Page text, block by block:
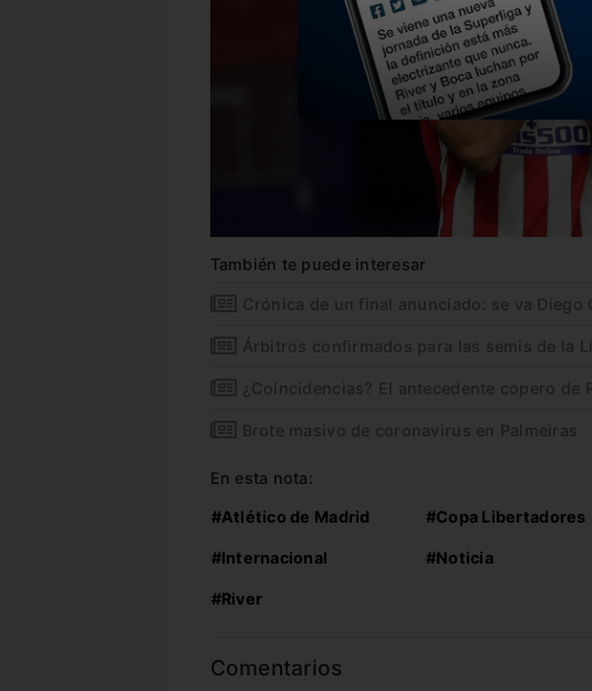
También te puede interesar
Crónica de un final anunciado: se va Diego
Árbitros confirmados para las semis de la
¿Coincidencias? El antecedente copero de
Brote masivo de coronavirus en Palmeiras
En esta nota:
#Atlético de Madrid #Copa Libertadores
#Internacional #Noticia
#River
Comentarios